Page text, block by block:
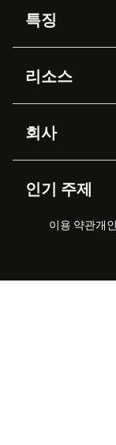
특징
Zendesk AI
Advanced Data
Protection
워크포스 관리
실시간 채팅
리소스
API & 개발자
AI 리서치
고객 사례
회사
채용 정보
지속 가능성 보고서
인기 주제
2026 CX 트렌드
고객 서비스 소프
이용 약관개